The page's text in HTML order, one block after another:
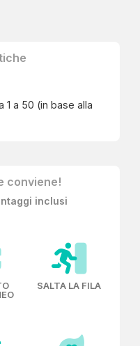
1 a 50 (in base alla
conviene!
inclusi
SALTA LA FILA